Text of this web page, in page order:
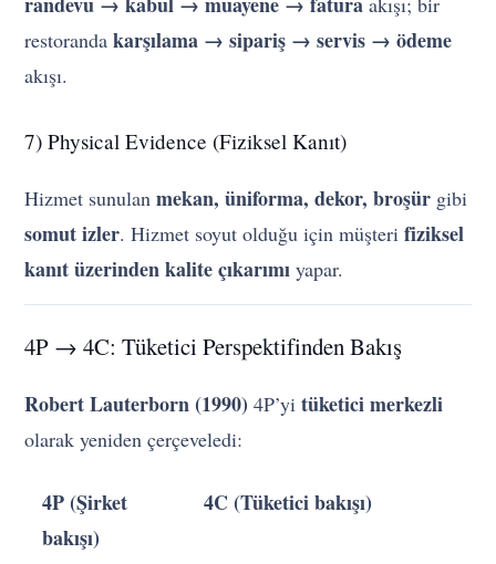
restorandakarşılama → sipariş → servis → ödeme
akışı.
7) Physical Evidence (Fiziksel Kanıt)
Hizmet sunulanmekan, üniforma, dekor, broşür gibi
somut izler. Hizmet soyut olduğu için müşterifiziksel
kanıt üzerinden kalite çıkarımı yapar.
4P → 4C: Tüketici Perspektifinden Bakış
Robert Lauterborn (1990) 4P’yitüketici merkezli
olarak yeniden çerçeveledi:
4P (Şirket
bakışı)
4C (Tüketici bakışı)